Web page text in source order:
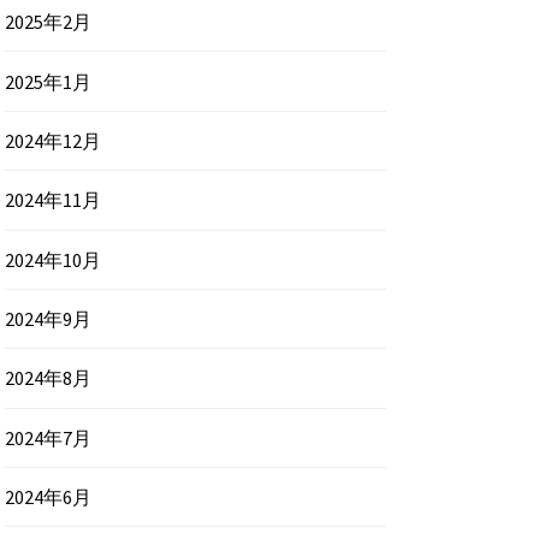
2025年2月
2025年1月
2024年12月
2024年11月
2024年10月
2024年9月
2024年8月
2024年7月
2024年6月